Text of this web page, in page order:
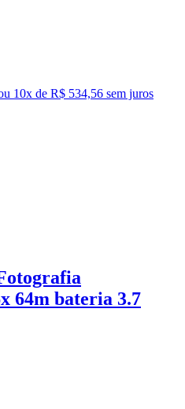
10x de R$ 534,56 sem juros
64m bateria 3.7